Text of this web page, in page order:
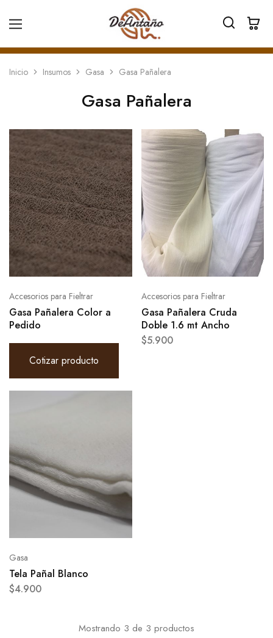
Inicio Insumos Gasa Gasa Pañalera
Gasa Pañalera
Accesorios para Fieltrar
Gasa Pañalera Color a
Pedido
Cotizar producto
Accesorios para Fieltrar
Gasa Pañalera Cruda
Doble 1.6 mt Ancho
$5.900
Gasa
Tela Pañal Blanco
$4.900
Mostrando 3 de 3 productos